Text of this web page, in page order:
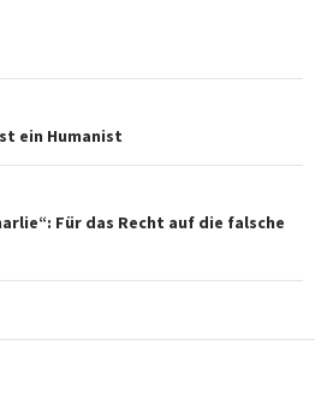
ein Humanist
Für das Recht auf die falsche